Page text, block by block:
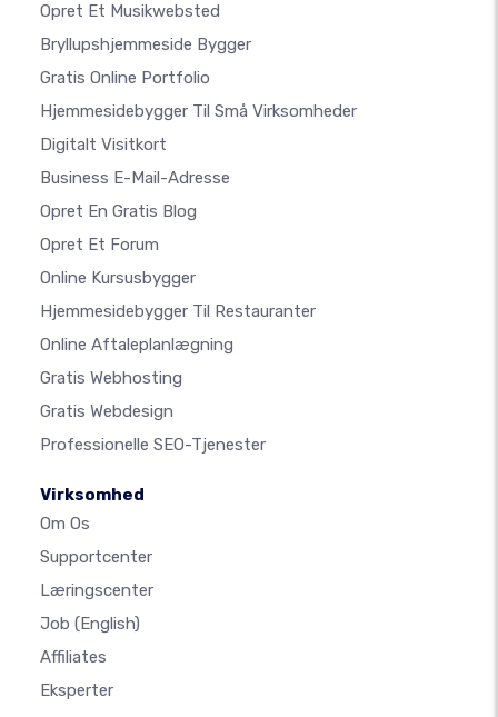
Opret Et Musikwebsted
Bryllupshjemmeside Bygger
Gratis Online Portfolio
Hjemmesidebygger Til Små Virksomheder
Digitalt Visitkort
Business E-Mail-Adresse
Opret En Gratis Blog
Opret Et Forum
Online Kursusbygger
Hjemmesidebygger Til Restauranter
Online Aftaleplanlægning
Gratis Webhosting
Gratis Webdesign
Professionelle SEO-Tjenester
Virksomhed
Om Os
Supportcenter
Læringscenter
Job (English)
Affiliates
Eksperter